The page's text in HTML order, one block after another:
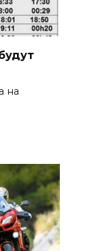
на